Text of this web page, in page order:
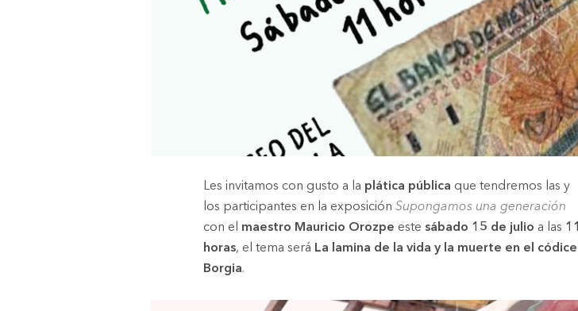
Les invitamos con gusto a la plática pública que tendremos las y
los participantes en la exposición Supongamos una generación
con el maestro Mauricio Orozpe este sábado 15 de julio a las 11
horas, el tema será La lamina de la vida y la muerte en el códice
Borgia.